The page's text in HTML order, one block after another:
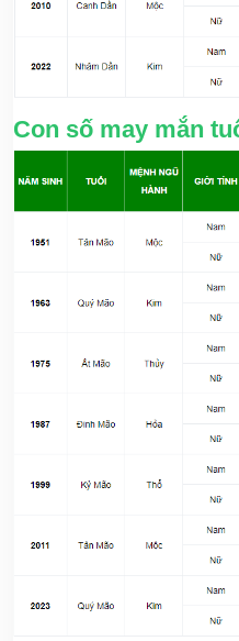
Con số may mắn